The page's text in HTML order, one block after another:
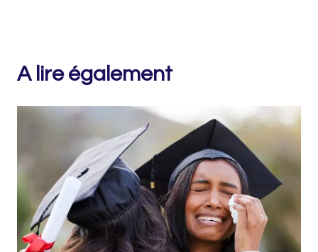
A lire également